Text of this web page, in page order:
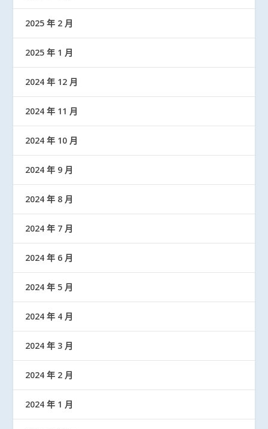
2025 年 2 月
2025 年 1 月
2024 年 12 月
2024 年 11 月
2024 年 10 月
2024 年 9 月
2024 年 8 月
2024 年 7 月
2024 年 6 月
2024 年 5 月
2024 年 4 月
2024 年 3 月
2024 年 2 月
2024 年 1 月